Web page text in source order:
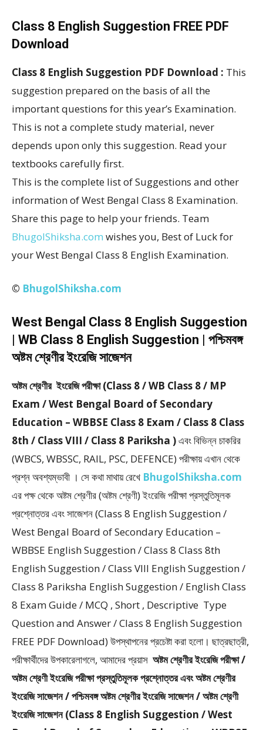
Class 8 English Suggestion FREE PDF
Download
Class 8 English Suggestion PDF Download : This
suggestion prepared on the basis of all the
important questions for this year’s Examination.
This is not a complete study material, never
depends upon only this suggestion. Read your
textbooks carefully first.
This is the complete list of Suggestions and other
information of West Bengal Class 8 Examination.
Share this page to help your friends. Team
BhugolShiksha.com wishes you, Best of Luck for
your West Bengal Class 8 English Examination.
© BhugolShiksha.com
West Bengal Class 8 English Suggestion
| WB Class 8 English Suggestion | পশ্চিমবঙ্গ
অষ্টম শ্রেণীর ইংরেজি সাজেশন
অষ্টম শ্রেণীর ইংরেজি পরীক্ষা (Class 8 / WB Class 8 / MP
Exam / West Bengal Board of Secondary
Education – WBBSE Class 8 Exam / Class 8 Class
8th / Class VIII / Class 8 Pariksha )এবং বিভিন্ন চাকরির
(WBCS, WBSSC, RAIL, PSC, DEFENCE) পরীক্ষায় এখান থেকে
প্রশ্ন অবশ্যম্ভাবী । সে কথা মাথায় রেখে BhugolShiksha.com
এর পক্ষ থেকে অষ্টম শ্রেণীর (অষ্টম শ্রেণী) ইংরেজি পরীক্ষা প্রস্তুতিমূলক
প্রশ্নোত্তর এবং সাজেশন (Class 8 English Suggestion /
West Bengal Board of Secondary Education –
WBBSE English Suggestion / Class 8 Class 8th
English Suggestion / Class VIII English Suggestion /
Class 8 Pariksha English Suggestion / English Class
8 Exam Guide / MCQ , Short , Descriptive Type
Question and Answer / Class 8 English Suggestion
FREE PDF Download) উপস্থাপনের প্রচেষ্টা করা হলাে। ছাত্রছাত্রী,
পরীক্ষার্থীদের উপকারেলাগলে, আমাদের প্রয়াস অষ্টম শ্রেণীর ইংরেজি পরীক্ষা /
অষ্টম শ্রেণী ইংরেজি পরীক্ষা প্রস্তুতিমূলক প্রশ্নোত্তর এবং অষ্টম শ্রেণীর
ইংরেজি সাজেশন / পশ্চিমবঙ্গ অষ্টম শ্রেণীর ইংরেজি সাজেশন / অষ্টম শ্রেণী
ইংরেজি সাজেশন (Class 8 English Suggestion / West